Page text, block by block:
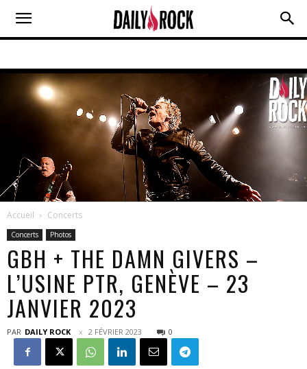
Accueil Concerts
Concerts Photos
GBH + THE DAMN GIVERS –
L’USINE PTR, GENÈVE – 23
JANVIER 2023
PAR DAILY ROCK 2 FÉVRIER 2023 0